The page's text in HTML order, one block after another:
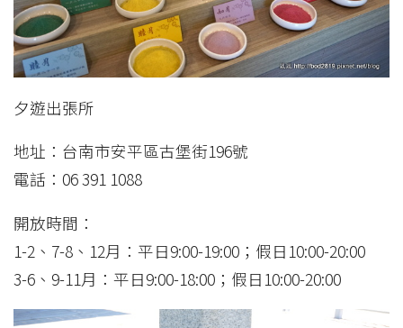
夕遊出張所
地址：台南市安平區古堡街196號
電話：06 391 1088
開放時間：
1-2、7-8、12月：平日9:00-19:00；假日10:00-20:00
3-6、9-11月：平日9:00-18:00；假日10:00-20:00